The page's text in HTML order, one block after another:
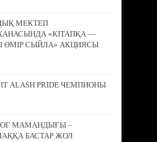
МЕКТЕП
«КІТАПҚА —
ӨМІР СЫЙЛА» АКЦИЯСЫ
ALASH PRIDE ЧЕМПИОНЫ
МАМАНДЫҒЫ –
БАСТАР ЖОЛ